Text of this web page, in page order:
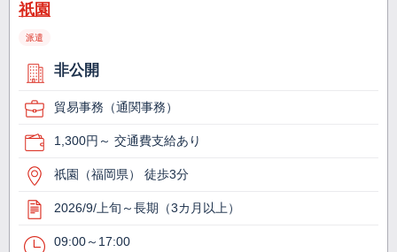
祇園
派遣
非公開
貿易事務（通関事務）
1,300円～ 交通費支給あり
祇園（福岡県） 徒歩3分
2026/9/上旬～長期（3カ月以上）
09:00～17:00